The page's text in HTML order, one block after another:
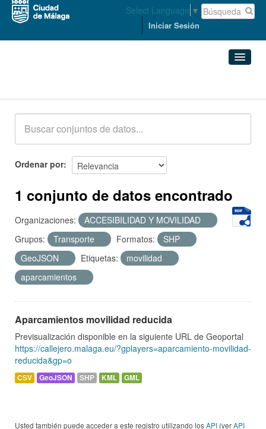
Select Language ▼
Iniciar Sesión
Acerca de
Ordenar por
1 conjunto de datos encontrado
Organizaciones:
ACCESIBILIDAD Y MOVILIDAD
Grupos:
Transporte Formatos:
SHP
GeoJSON
Etiquetas:
movilidad
aparcamientos
Aparcamientos movilidad reducida
Previsualización disponible en la siguiente URL de Geoportal
https://callejero.malaga.eu/?gplayers=aparcamiento-movilidad-
reducida&gp=o
CSV GeoJSON SHP KML GML
Usted también puede acceder a este registro utilizando losAPI (verAPI